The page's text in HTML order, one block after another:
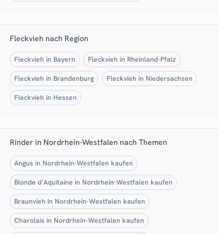
Fleckvieh nach Region
Fleckvieh in Bayern Fleckvieh in Rheinland-Pfalz
Fleckvieh in Brandenburg Fleckvieh in Niedersachsen
Fleckvieh in Hessen
Rinder in Nordrhein-Westfalen nach Themen
Angus in Nordrhein-Westfalen kaufen
Blonde d’Aquitaine in Nordrhein-Westfalen kaufen
Braunvieh in Nordrhein-Westfalen kaufen
Charolais in Nordrhein-Westfalen kaufen